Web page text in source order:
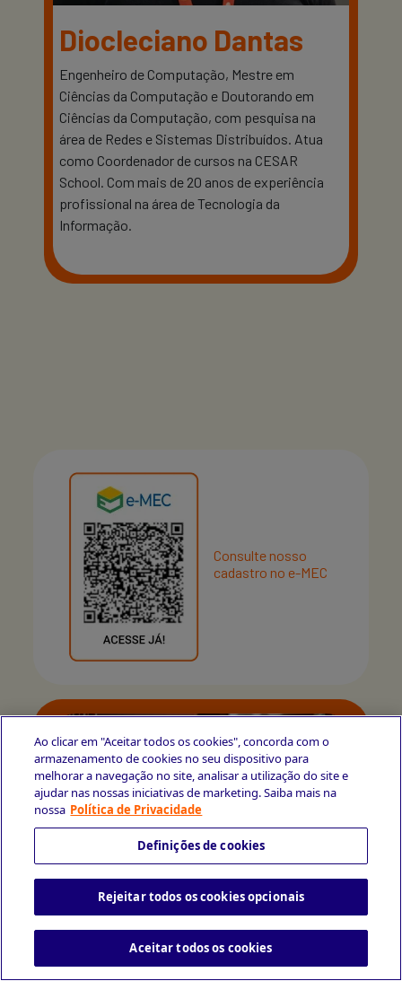
Diocleciano Dantas
Engenheiro de Computação, Mestre em
Ciências da Computação e Doutorando em
Ciências da Computação, com pesquisa na
área de Redes e Sistemas Distribuídos. Atua
como Coordenador de cursos na CESAR
School. Com mais de 20 anos de experiência
profissional na área de Tecnologia da
Informação.
Consulte nosso
cadastro no e-MEC
Ao clicar em "Aceitar todos os cookies", concorda com o
armazenamento de cookies no seu dispositivo para
melhorar a navegação no site, analisar a utilização do site e
ajudar nas nossas iniciativas de marketing. Saiba mais na
nossa Política de Privacidade
Definições de cookies
Rejeitar todos os cookies opcionais
Aceitar todos os cookies